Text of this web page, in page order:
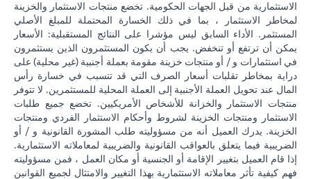
الاستثمارية من قبل الجهات الحكومية. تخضع منتجات الاستثمار والخزينة
لمخاطر الاستثمار ، بما في ذلك الخسارة المحتملة للمبلغ الأصلي
المستثمر. الأداء السابق ليس مؤشرا على النتائج المستقبلية: الأسعار
يمكن أن ترتفع أو تنخفض. يجب أن يكون المستثمرون الذين يستثمرون
في استثمارات و / أو منتجات خزينة مقومة بعملة أجنبية (غير محلية) على
دراية بمخاطر تقلبات أسعار الصرف التي قد تتسبب في خسارة رأس
المال عند تحويل العملة الأجنبية إلى العملة المحلية للمستثمرين. لا تتوفر
منتجات الاستثمار والخزانة للأشخاص الأمريكيين. تخضع جميع طلبات
الاستثمار ومنتجات الخزينة لشروط وأحكام الاستثمار الفردي ومنتجات
الخزينة. يدرك العميل أنه من مسؤوليته طلب المشورة القانونية و / أو
الضريبية فيما يتعلق بالعواقب القانونية والضريبية لمعاملاته الاستثمارية.
إذا قام العميل بتغيير الإقامة أو الجنسية أو مكان العمل ، فمن مسؤوليته
فهم كيفية تأثر معاملاته الاستثمارية بهذا التغيير والامتثال لجميع القوانين